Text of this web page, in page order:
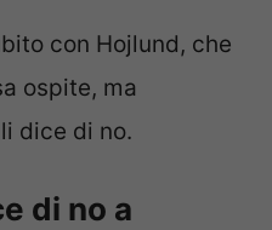
con Hojlund, che
ospite, ma
dice di no.
di no a